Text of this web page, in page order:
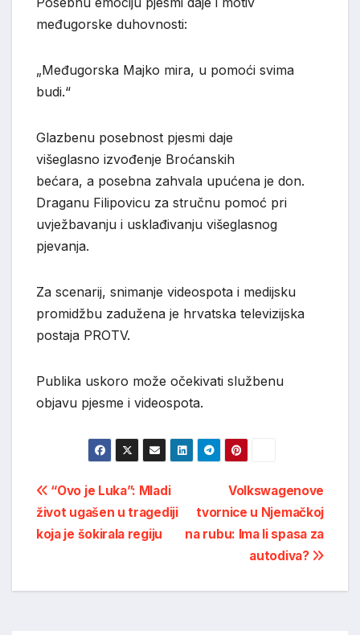
međugorske duhovnosti:
„Međugorska Majko mira, u pomoći svima
budi.“
Glazbenu posebnost pjesmi daje
višeglasno izvođenje Broćanskih
bećara, a posebna zahvala upućena je don.
Draganu Filipovicu za stručnu pomoć pri
uvježbavanju i usklađivanju višeglasnog
pjevanja.
Za scenarij, snimanje videospota i medijsku
promidžbu zadužena je hrvatska televizijska
postaja PROTV.
Publika uskoro može očekivati službenu
objavu pjesme i videospota.
Post
navigation
Volkswagenove
tvornice u Njemačkoj
na rubu: Ima li spasa za
autodiva?
“Ovo je Luka”: Mladi
život ugašen u tragediji
koja je šokirala regiju